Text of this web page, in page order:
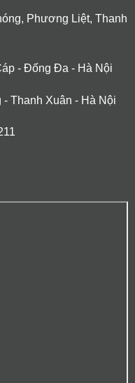
Phương Liệt, Thanh
- Đống Đa - Hà Nội
Thanh Xuân - Hà Nội